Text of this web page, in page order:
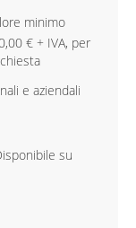
minimo
€ + IVA, per
e aziendali
su